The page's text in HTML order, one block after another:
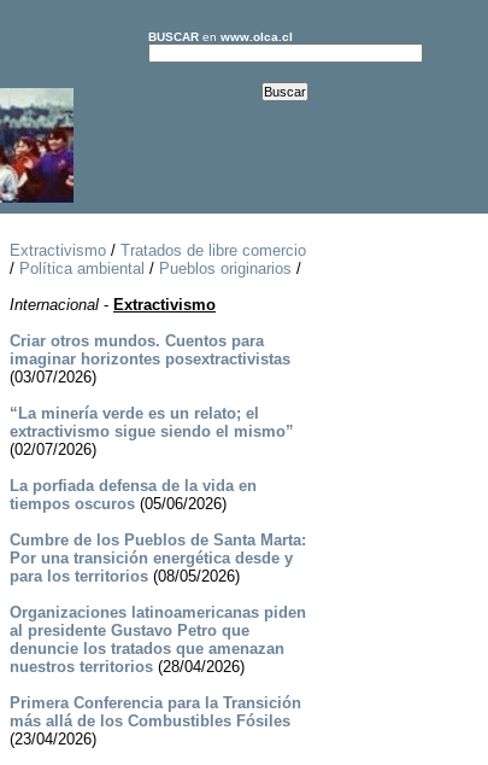
BUSCARen www.olca.cl
Extractivismo/ Tratados de libre comercio
/ Política ambiental / Pueblos originarios /
Internacional- Extractivismo
Criar otros mundos. Cuentos para
imaginar horizontes posextractivistas
(03/07/2026)
“La minería verde es un relato; el
extractivismo sigue siendo el mismo”
(02/07/2026)
La porfiada defensa de la vida en
tiempos oscuros(05/06/2026)
Cumbre de los Pueblos de Santa Marta:
Por una transición energética desde y
para los territorios(08/05/2026)
Organizaciones latinoamericanas piden
al presidente Gustavo Petro que
denuncie los tratados que amenazan
nuestros territorios(28/04/2026)
Primera Conferencia para la Transición
más allá de los Combustibles Fósiles
(23/04/2026)